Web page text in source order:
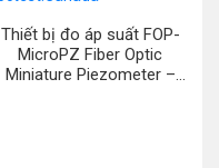
Thiết bị đo áp suất FOP-
MicroPZ Fiber Optic
Miniature Piezometer –